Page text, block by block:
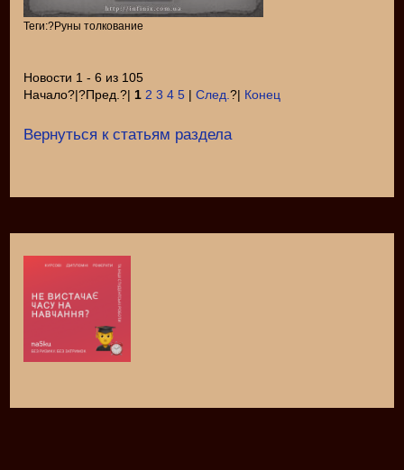
Теги:?Руны толкование
Новости 1 - 6 из 105
Начало?|?Пред.?|1 2 3 4 5 |След.?| Конец
Вернуться к статьям раздела